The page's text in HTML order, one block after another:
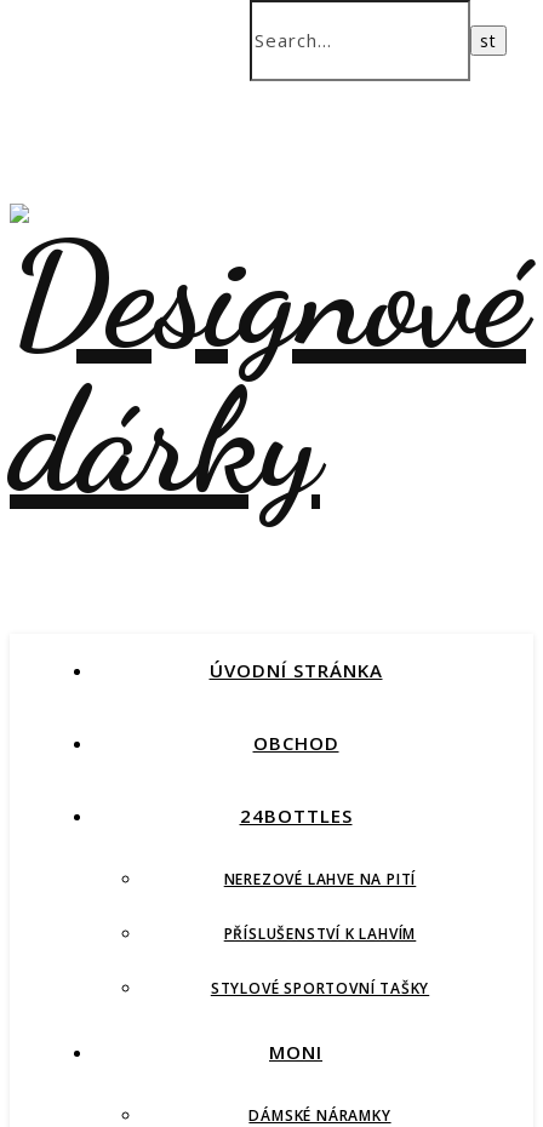
ÚVODNÍ STRÁNKA
OBCHOD
24BOTTLES
NEREZOVÉ LAHVE NA PITÍ
PŘÍSLUŠENSTVÍ K LAHVÍM
STYLOVÉ SPORTOVNÍ TAŠKY
MONI
DÁMSKÉ NÁRAMKY